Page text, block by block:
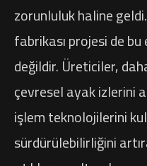
zorunluluk haline
fabrikası projesi de
değildir. Üreticiler,
çevresel ayak izlerini
işlem teknolojilerini
sürdürülebilirliğini